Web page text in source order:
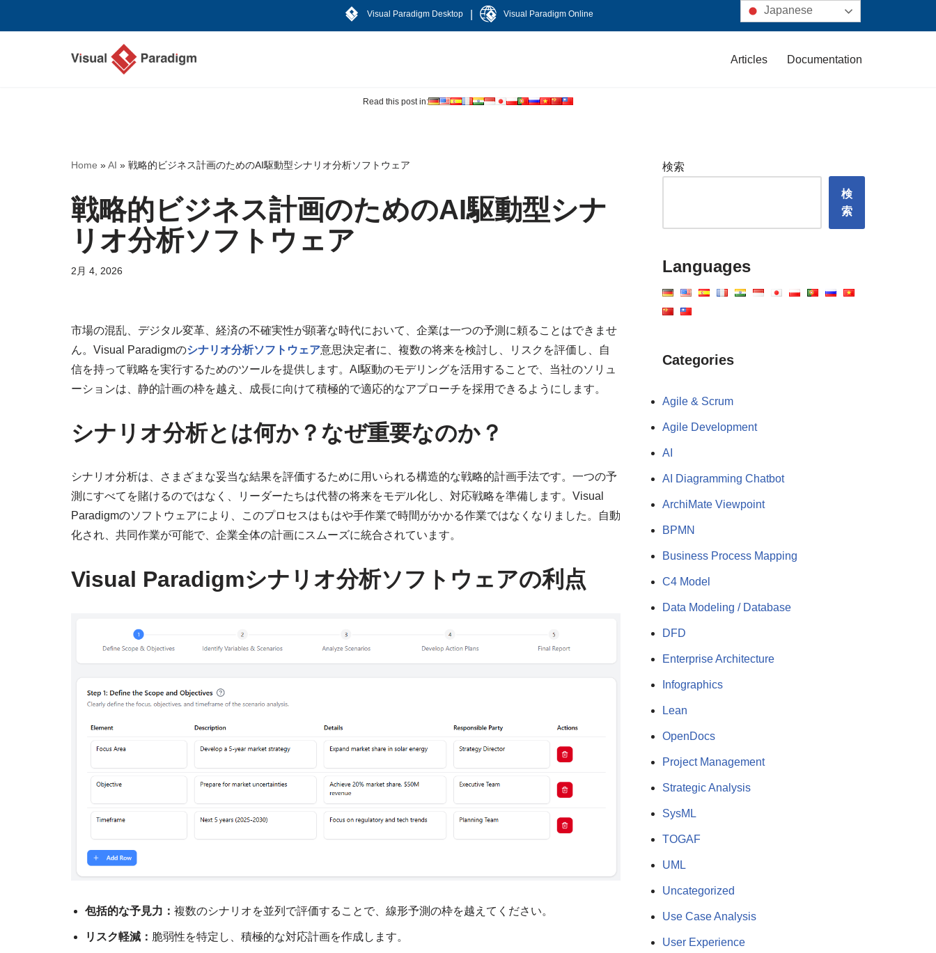
Visual Paradigm Desktop Visual Paradigm Online
Articles Documentation
Read this post in:
Home »AI » 戦略的ビジネス計画のためのAI駆動型シナリオ分析ソフトウェア
戦略的ビジネス計画のためのAI駆動型シナ
リオ分析ソフトウェア
2月 4, 2026
市場の混乱、デジタル変革、経済の不確実性が顕著な時代において、企業は一つの予測に頼ることはできませ
ん。Visual Paradigmのシナリオ分析ソフトウェア意思決定者に、複数の将来を検討し、リスクを評価し、自
信を持って戦略を実行するためのツールを提供します。AI駆動のモデリングを活用することで、当社のソリュ
ーションは、静的計画の枠を越え、成長に向けて積極的で適応的なアプローチを採用できるようにします。
シナリオ分析とは何か？なぜ重要なのか？
シナリオ分析は、さまざまな妥当な結果を評価するために用いられる構造的な戦略的計画手法です。一つの予
測にすべてを賭けるのではなく、リーダーたちは代替の将来をモデル化し、対応戦略を準備します。Visual
Paradigmのソフトウェアにより、このプロセスはもはや手作業で時間がかかる作業ではなくなりました。自動
化され、共同作業が可能で、企業全体の計画にスムーズに統合されています。
Visual Paradigmシナリオ分析ソフトウェアの利点
包括的な予見力： 複数のシナリオを並列で評価することで、線形予測の枠を越えてください。
リスク軽減： 脆弱性を特定し、積極的な対応計画を作成します。
検索
検
索
Languages
Categories
Agile & Scrum
Agile Development
AI
AI Diagramming Chatbot
ArchiMate Viewpoint
BPMN
Business Process Mapping
C4 Model
Data Modeling / Database
DFD
Enterprise Architecture
Infographics
Lean
OpenDocs
Project Management
Strategic Analysis
SysML
TOGAF
UML
Uncategorized
Use Case Analysis
User Experience
Japanese